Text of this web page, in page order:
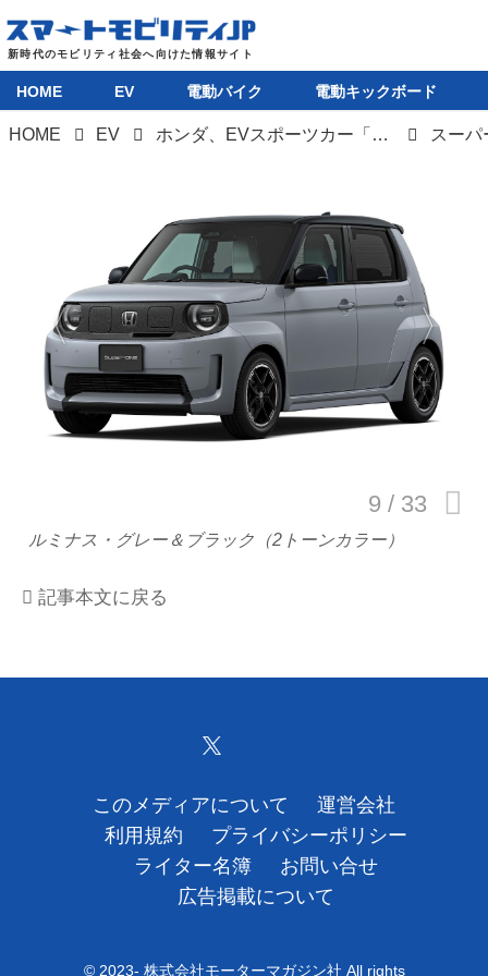
電動バイク
電動キックボード
ライフスタイル
テクノロジー
運営会社
ライター名簿
お問い合せ
HOME EV 電動バイク 電動キックボード
HOME EV ホンダ、EVスポーツカー「Super-ONE」をついに発売。実質約209万円で買える小型EVが登場 スーパ
ルミナス・グレー＆ブラック（2トーンカラー）
記事本文に戻る
このメディアについて
運営会社
利用規約
プライバシーポリシー
ライター名簿
お問い合せ
広告掲載について
© 2023- 株式会社モーターマガジン社 All rights